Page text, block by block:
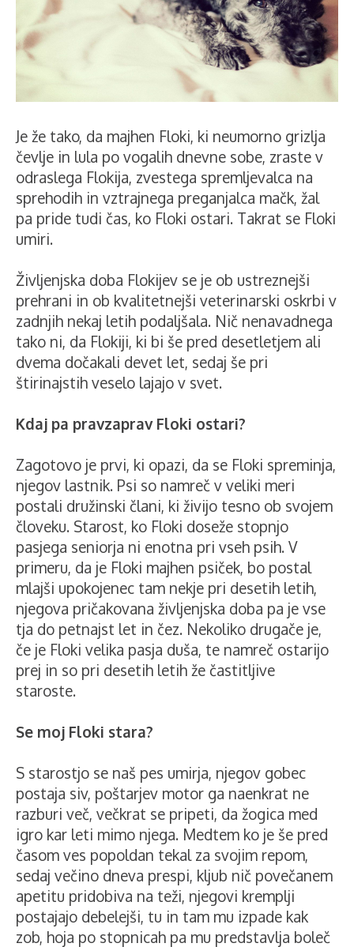
Je že tako, da majhen Floki, ki neumorno grizlja
čevlje in lula po vogalih dnevne sobe, zraste v
odraslega Flokija, zvestega spremljevalca na
sprehodih in vztrajnega preganjalca mačk, žal
pa pride tudi čas, ko Floki ostari. Takrat se Floki
umiri.
Življenjska doba Flokijev se je ob ustreznejši
prehrani in ob kvalitetnejši veterinarski oskrbi v
zadnjih nekaj letih podaljšala. Nič nenavadnega
tako ni, da Flokiji, ki bi še pred desetletjem ali
dvema dočakali devet let, sedaj še pri
štirinajstih veselo lajajo v svet.
Kdaj pa pravzaprav Floki ostari?
Zagotovo je prvi, ki opazi, da se Floki spreminja,
njegov lastnik. Psi so namreč v veliki meri
postali družinski člani, ki živijo tesno ob svojem
človeku. Starost, ko Floki doseže stopnjo
pasjega seniorja ni enotna pri vseh psih. V
primeru, da je Floki majhen psiček, bo postal
mlajši upokojenec tam nekje pri desetih letih,
njegova pričakovana življenjska doba pa je vse
tja do petnajst let in čez. Nekoliko drugače je,
če je Floki velika pasja duša, te namreč ostarijo
prej in so pri desetih letih že častitljive
staroste.
Se moj Floki stara?
S starostjo se naš pes umirja, njegov gobec
postaja siv, poštarjev motor ga naenkrat ne
razburi več, večkrat se pripeti, da žogica med
igro kar leti mimo njega. Medtem ko je še pred
časom ves popoldan tekal za svojim repom,
sedaj večino dneva prespi, kljub nič povečanem
apetitu pridobiva na teži, njegovi kremplji
postajajo debelejši, tu in tam mu izpade kak
zob, hoja po stopnicah pa mu predstavlja boleč